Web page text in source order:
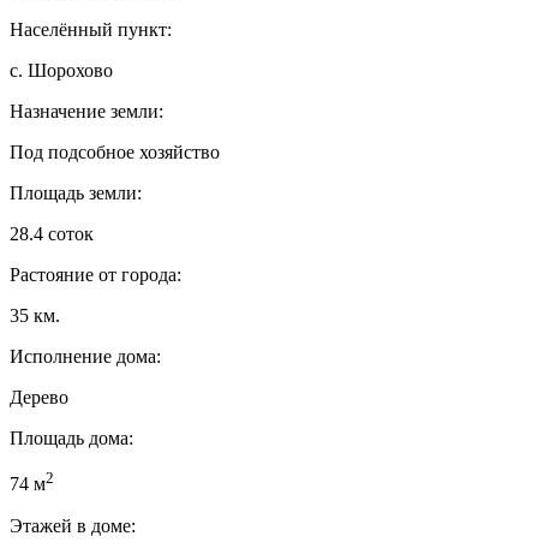
Населённый пункт:
с. Шорохово
Назначение земли:
Под подсобное хозяйство
Площадь земли:
28.4 соток
Растояние от города:
35 км.
Исполнение дома:
Дерево
Площадь дома:
74 м2
Этажей в доме: